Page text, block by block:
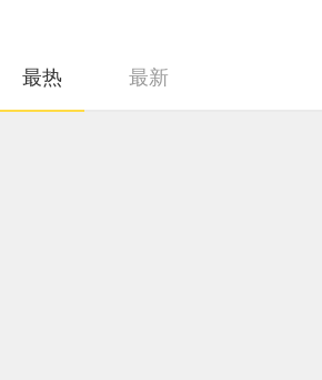
最热 最新